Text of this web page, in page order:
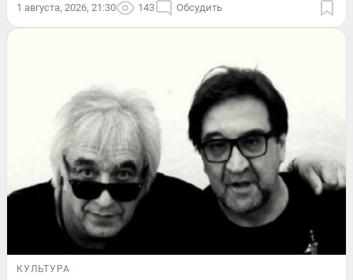
1 августа, 2026, 21:30 143 Обсудить
КУЛЬТУРА